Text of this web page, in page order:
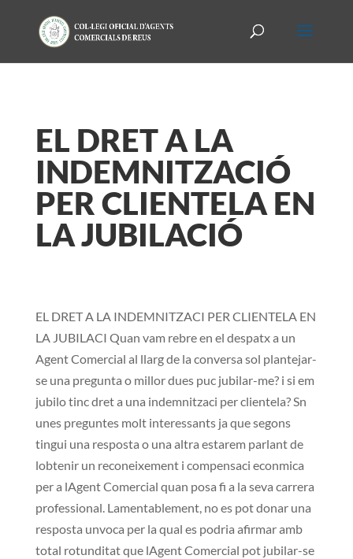
EL DRET A LA
INDEMNITZACIÓ
PER CLIENTELA EN
LA JUBILACIÓ
EL DRET A LA INDEMNITZACI PER CLIENTELA EN
LA JUBILACI Quan vam rebre en el despatx a un
Agent Comercial al llarg de la conversa sol plantejar-
se una pregunta o millor dues puc jubilar-me? i si em
jubilo tinc dret a una indemnitzaci per clientela? Sn
unes preguntes molt interessants ja que segons
tingui una resposta o una altra estarem parlant de
lobtenir un reconeixement i compensaci econmica
per a lAgent Comercial quan posa fi a la seva carrera
professional. Lamentablement, no es pot donar una
resposta unvoca per la qual es podria afirmar amb
total rotunditat que lAgent Comercial pot jubilar-se